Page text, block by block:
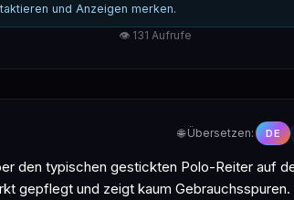
und Anzeigen merken.
👁 131 Aufrufe
🌐 Übersetzen: DE
den typischen gestickten Polo-Reiter auf
gepflegt und zeigt kaum Gebrauchsspuren.